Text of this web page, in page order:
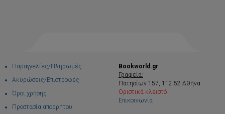
Παραγγελίες/Πληρωμές
Ακυρώσεις/Επιστροφές
Όροι χρήσης
Προστασία απορρήτου
Bookworld.gr
Γραφεία:
Πατησίων 157, 112 52 Αθήνα
Οριστικά κλειστό
Επικοινωνία